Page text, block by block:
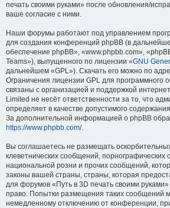
печать своими руками» после обновления/
ваше согласие с ними.
Наши форумы работают под управлением
для создания конференций phpBB (в
обеспечение phpBB», «www.phpbb.com»,
Teams»), выпущенного по лицензии «GNU
дальнейшем «GPL»). Скачать его можно по
Ограничения лицензии GPL для программного
связаны с организацией и поддержкой
Limited не несёт ответственности за то, что
определяет в качестве допустимого
За дополнительной информацией о phpBB
https://www.phpbb.com/.
Вы соглашаетесь не размещать
клеветнических сообщений, порнографических
национальной розни и прочих сообщений,
законы вашей страны, страны, которая
для форумов «Путь в 3D печать своими
право. Попытки размещения таких сообщений
немедленному отключению от конференции,